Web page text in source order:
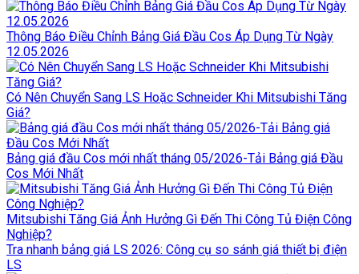
Thông Báo Điều Chỉnh Bảng Giá Đầu Cos Áp Dụng Từ Ngày
12.05.2026
Có Nên Chuyển Sang LS Hoặc Schneider Khi Mitsubishi Tăng
Giá?
Bảng giá đầu Cos mới nhất tháng 05/2026-Tải Bảng giá Đầu
Cos Mới Nhất
Mitsubishi Tăng Giá Ảnh Hưởng Gì Đến Thi Công Tủ Điện Công
Nghiệp?
Tra nhanh bảng giá LS 2026: Công cụ so sánh giá thiết bị điện
LS